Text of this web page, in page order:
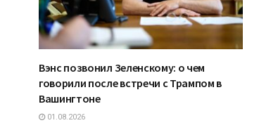
Вэнс позвонил Зеленскому: о чем
говорили после встречи с Трампом в
Вашингтоне
01.08.2026